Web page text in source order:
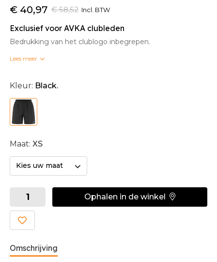
€ 58,52
€ 40,97 Incl. BTW
Exclusief voor AVKA clubleden
Bedrukking van het clublogo inbegrepen.
Bedrukte clubkleding kan niet omgeruild worden.
Lees meer
Kleur: Black.
Maat: XS
Kies uw maat
Ophalen in de winkel
Omschrijving